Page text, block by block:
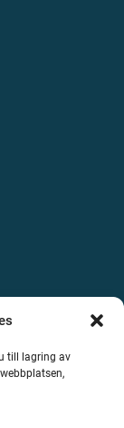
till lagring av